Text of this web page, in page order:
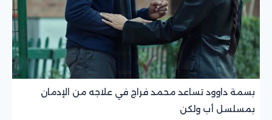
بسمة داوود تساعد محمد فراج في علاجه من الإدمان
بمسلسل أب ولكن